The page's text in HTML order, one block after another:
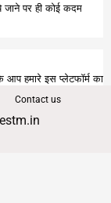
पर ही कोई कदम
आप हमारे इस प्लेटफॉर्म का
Contact us